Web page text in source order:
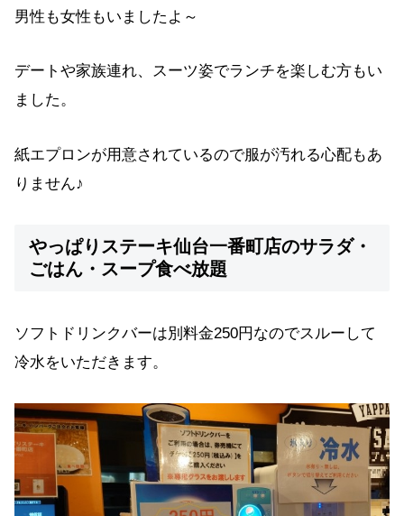
男性も女性もいましたよ～
デートや家族連れ、スーツ姿でランチを楽しむ方もい
ました。
紙エプロンが用意されているので服が汚れる心配もあ
りません♪
やっぱりステーキ仙台一番町店のサラダ・
ごはん・スープ食べ放題
ソフトドリンクバーは別料金250円なのでスルーして
冷水をいただきます。